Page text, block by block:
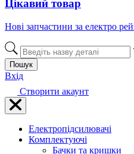
Цікавий товар
Нові запчастини за електро
Пошук
Вхід
Створити акаунт
Електропідсилювачі
Комплектуючі
Бачки та кришки